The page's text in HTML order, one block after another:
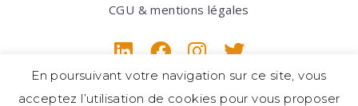
CGU & mentions légales
En poursuivant votre navigation sur ce site, vous
acceptez l’utilisation de cookies pour vous proposer